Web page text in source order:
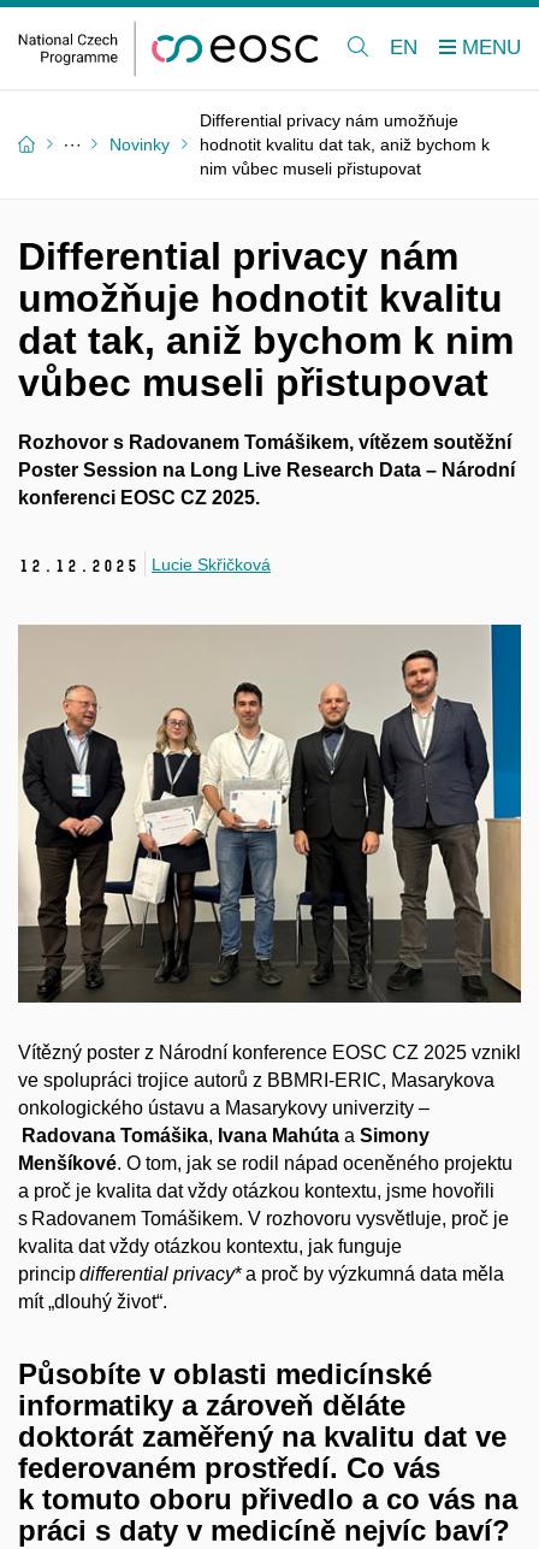
EN
Novinky
Differential privacy nám umožňuje
hodnotit kvalitu dat tak, aniž bychom k
nim vůbec museli přistupovat
Differential privacy nám
umožňuje hodnotit kvalitu
dat tak, aniž bychom k nim
vůbec museli přistupovat
Rozhovor s Radovanem Tomášikem, vítězem soutěžní
Poster Session na Long Live Research Data – Národní
konferenci EOSC CZ 2025.
12. 12. 2025 Lucie Skřičková
Vítězný poster z Národní konference EOSC CZ 2025 vznikl
ve spolupráci trojice autorů z BBMRI-ERIC, Masarykova
onkologického ústavu a Masarykovy univerzity –
Radovana Tomášika, Ivana Mahúta a Simony
Menšíkové. O tom, jak se rodil nápad oceněného projektu
a proč je kvalita dat vždy otázkou kontextu, jsme hovořili
s Radovanem Tomášikem. V rozhovoru vysvětluje, proč je
kvalita dat vždy otázkou kontextu, jak funguje
principdifferential privacy*a proč by výzkumná data měla
mít „dlouhý život“.
Působíte v oblasti medicínské
informatiky a zároveň děláte
doktorát zaměřený na kvalitu dat ve
federovaném prostředí. Co vás
k tomuto oboru přivedlo a co vás na
práci s daty v medicíně nejvíc baví?